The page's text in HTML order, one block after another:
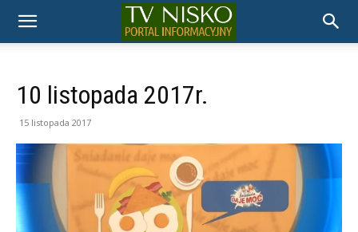
TELEWIZJA
NISKO
10 listopada 2017r.
15 listopada 2017